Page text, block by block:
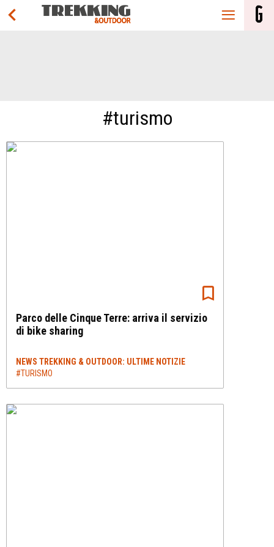
#turismo
Parco delle Cinque Terre: arriva il servizio
di bike sharing
NEWS TREKKING & OUTDOOR: ULTIME NOTIZIE
#TURISMO